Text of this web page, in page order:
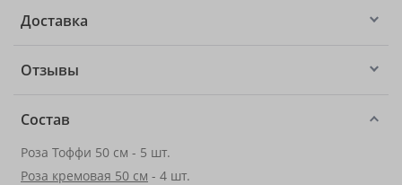
Доставка
Отзывы
Состав
Роза Тоффи 50 см - 5 шт.
Роза кремовая 50 см - 4 шт.